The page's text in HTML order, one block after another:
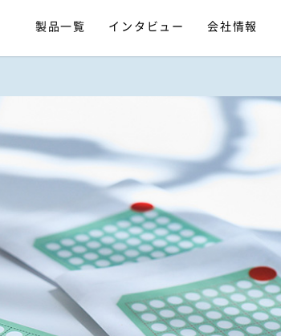
製品一覧 インタビュー 会社情報